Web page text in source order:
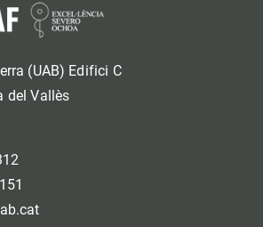
(UAB) Edifici C
del Vallès